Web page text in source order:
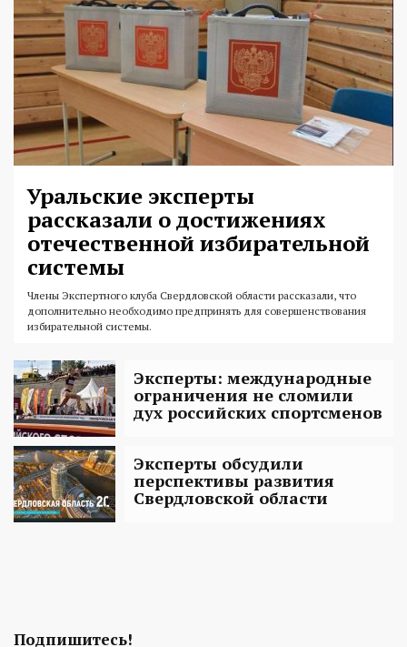
Уральские эксперты
рассказали о достижениях
отечественной избирательной
системы
Члены Экспертного клуба Свердловской области рассказали, что
дополнительно необходимо предпринять для совершенствования
избирательной системы.
Эксперты: международные
ограничения не сломили
дух российских спортсменов
Эксперты обсудили
перспективы развития
Свердловской области
Подпишитесь!